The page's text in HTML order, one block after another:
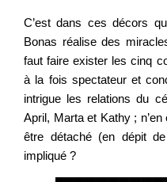
C’est dans ces décors
Bonas réalise des
faut faire exister les cinq
à la fois spectateur et
intrigue les relations du
April, Marta et Kathy ;
être détaché (en dépit
impliqué ?